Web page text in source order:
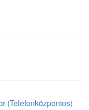
(Telefonközpontos)